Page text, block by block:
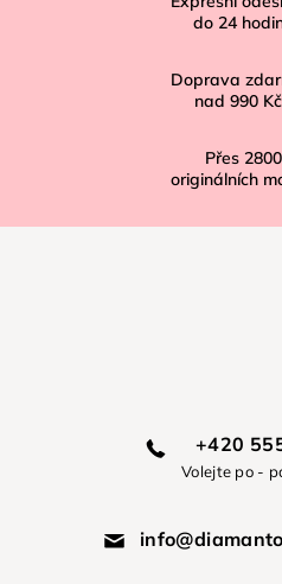
do 24
Doprava
nad 990 Kč
Přes 2800
originálních
+420
Volejte po -